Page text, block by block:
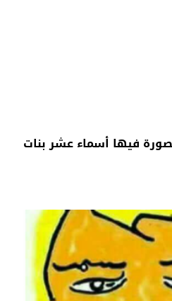
فيها أسماء عشر بنات